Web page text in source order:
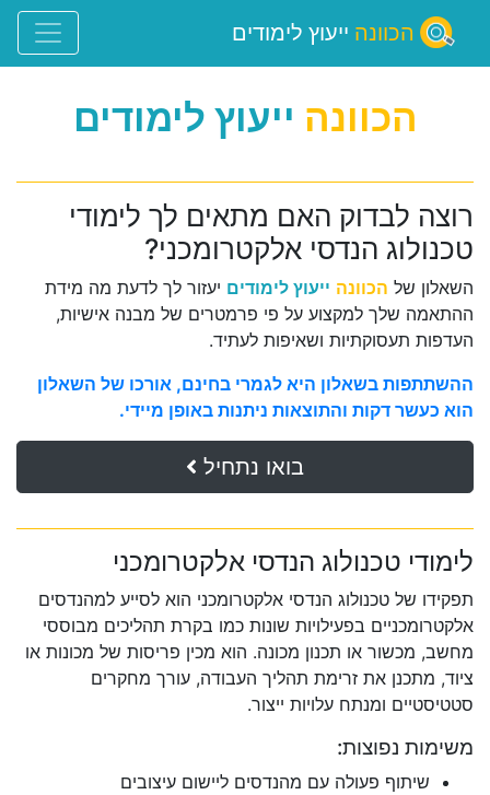
הכוונה ייעוץ לימודים
הכוונה ייעוץ לימודים
רוצה לבדוק האם מתאים לך לימודי
טכנולוג הנדסי אלקטרומכני?
השאלון של הכוונה ייעוץ לימודים יעזור לך לדעת מה מידת
ההתאמה שלך למקצוע על פי פרמטרים של מבנה אישיות,
העדפות תעסוקתיות ושאיפות לעתיד.
ההשתתפות בשאלון היא לגמרי בחינם, אורכו של השאלון
הוא כעשר דקות והתוצאות ניתנות באופן מיידי.
בואו נתחיל
לימודי טכנולוג הנדסי אלקטרומכני
תפקידו של טכנולוג הנדסי אלקטרומכני הוא לסייע למהנדסים
אלקטרומכניים בפעילויות שונות כמו בקרת תהליכים מבוססי
מחשב, מכשור או תכנון מכונה. הוא מכין פריסות של מכונות או
ציוד, מתכנן את זרימת תהליך העבודה, עורך מחקרים
סטטיסטיים ומנתח עלויות ייצור.
משימות נפוצות:
שיתוף פעולה עם מהנדסים ליישום עיצובים